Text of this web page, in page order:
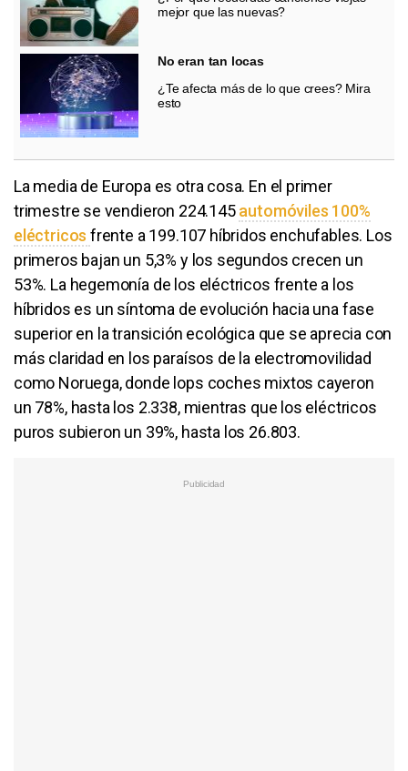
mejor que las nuevas?
No eran tan locas
¿Te afecta más de lo que crees? Mira
esto
La media de Europa es otra cosa. En el primer
trimestre se vendieron 224.145automóviles 100%
eléctricosfrente a 199.107 híbridos enchufables. Los
primeros bajan un 5,3% y los segundos crecen un
53%. La hegemonía de los eléctricos frente a los
híbridos es un síntoma de evolución hacia una fase
superior en la transición ecológica que se aprecia con
más claridad en los paraísos de la electromovilidad
como Noruega, donde lops coches mixtos cayeron
un 78%, hasta los 2.338, mientras que los eléctricos
puros subieron un 39%, hasta los 26.803.